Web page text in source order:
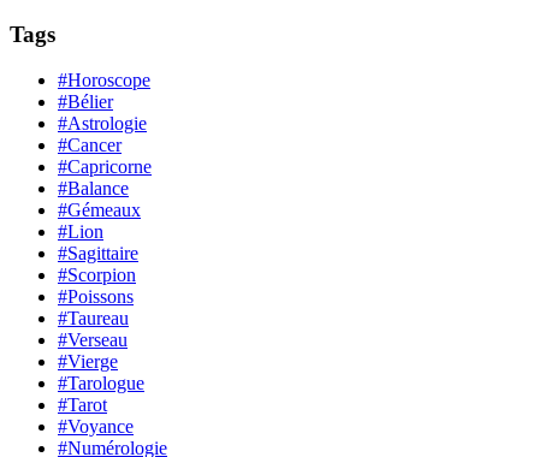
Tags
#Horoscope
#Bélier
#Astrologie
#Cancer
#Capricorne
#Balance
#Gémeaux
#Lion
#Sagittaire
#Scorpion
#Poissons
#Taureau
#Verseau
#Vierge
#Tarologue
#Tarot
#Voyance
#Numérologie